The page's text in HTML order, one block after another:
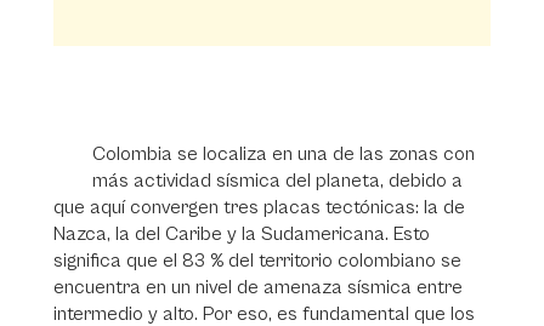
Colombia se localiza en una de las zonas con
más actividad sísmica del planeta, debido a
que aquí convergen tres placas tectónicas: la de
Nazca, la del Caribe y la Sudamericana. Esto
significa que el 83 % del territorio colombiano se
encuentra en un nivel de amenaza sísmica entre
intermedio y alto. Por eso, es fundamental que los